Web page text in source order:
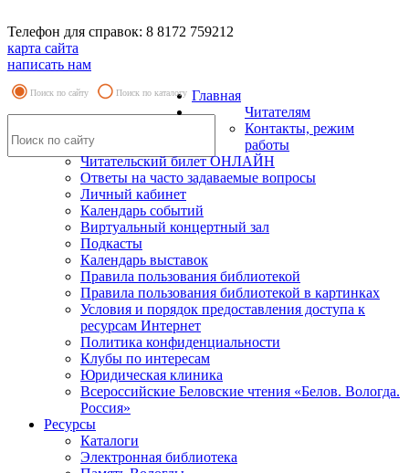
Телефон для справок: 8 8172 759212
карта сайта
написать нам
Поиск по сайту Поиск по каталогу Главная
Читателям
Контакты, режим
работы
Читательский билет ОНЛАЙН
Ответы на часто задаваемые вопросы
Личный кабинет
Календарь событий
Виртуальный концертный зал
Подкасты
Календарь выставок
Правила пользования библиотекой
Правила пользования библиотекой в картинках
Условия и порядок предоставления доступа к
ресурсам Интернет
Политика конфиденциальности
Клубы по интересам
Юридическая клиника
Всероссийские Беловские чтения «Белов. Вологда.
Россия»
Ресурсы
Каталоги
Электронная библиотека